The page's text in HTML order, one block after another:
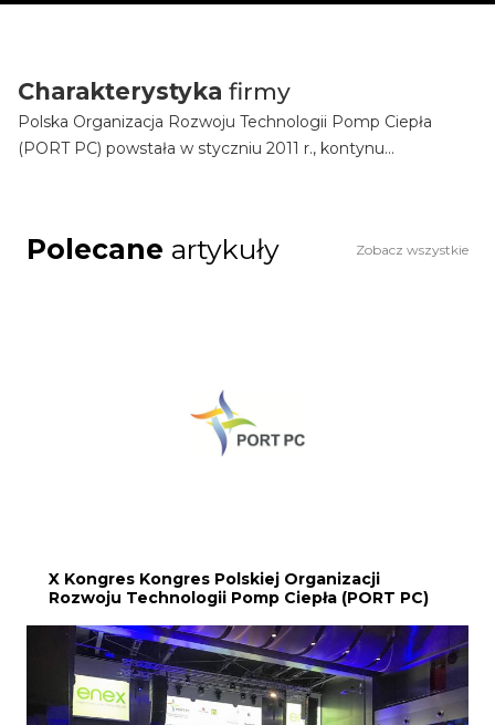
Charakterystyka firmy
Polska Organizacja Rozwoju Technologii Pomp Ciepła
(PORT PC) powstała w styczniu 2011 r., kontynu...
Polecane artykuły Zobacz wszystkie
X Kongres Kongres Polskiej Organizacji
Rozwoju Technologii Pomp Ciepła (PORT PC)